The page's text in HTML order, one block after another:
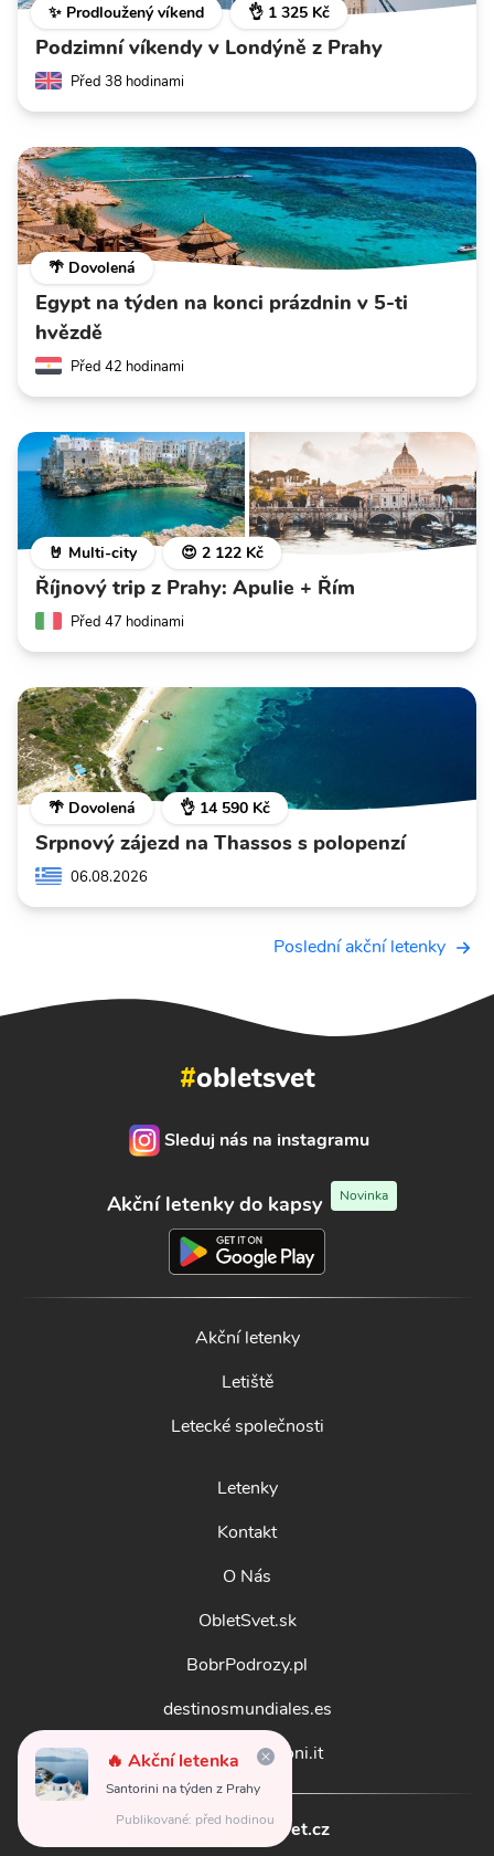
✨ Prodloužený víkend 👌 1 325 Kč
Podzimní víkendy v Londýně z Prahy
Před 38 hodinami
🌴 Dovolená
Egypt na týden na konci prázdnin v 5-ti
hvězdě
Před 42 hodinami
🤘 Multi-city 😍 2 122 Kč
Říjnový trip z Prahy: Apulie + Řím
Před 47 hodinami
🌴 Dovolená 👌 14 590 Kč
Srpnový zájezd na Thassos s polopenzí
06.08.2026
Poslední akční letenky
🔥 Akční letenka
Santorini na týden z Prahy
Publikované: před hodinou
#obletsvet
Sleduj nás na instagramu
Akční letenky do kapsy Novinka
Akční letenky
Letiště
Letecké společnosti
Letenky
Kontakt
O Nás
ObletSvet.sk
BobrPodrozy.pl
destinosmundiales.es
guidadestinazioni.it
© 2026 obletsvet.cz